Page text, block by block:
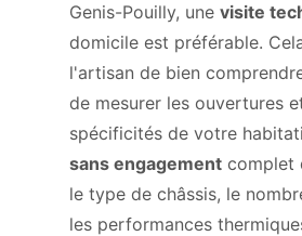
Genis-Pouilly, une visite
domicile est préférable.
l'artisan de bien
de mesurer les ouvertures
spécificités de votre
sans engagement complet
le type de châssis, le
les performances